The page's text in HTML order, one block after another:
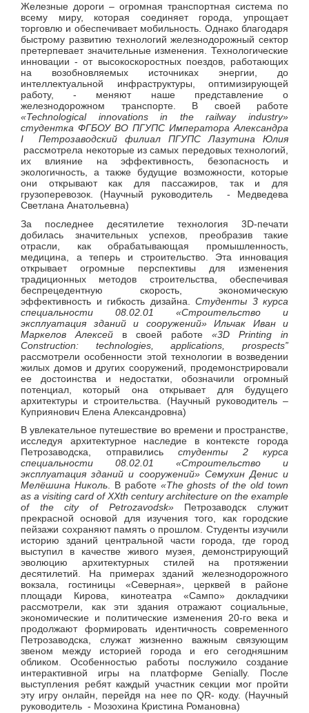
Железные дороги – огромная транспортная система по
всему миру, которая соединяет города, упрощает
торговлю и обеспечивает мобильность. Однако благодаря
быстрому развитию технологий железнодорожный сектор
претерпевает значительные изменения. Технологические
инновации - от высокоскоростных поездов, работающих
на возобновляемых источниках энергии, до
интеллектуальной инфраструктуры, оптимизирующей
работу, - меняют наше представление о
железнодорожном транспорте. В своей работе
«Technological innovationsin therailwayindustry»
студентка ФГБОУ ВО ПГУПС Императора Александра
I Петрозаводский филиал ПГУПС Лазутина Юлия
рассмотрела некоторые из самых передовых технологий,
их влияние на эффективность, безопасность и
экологичность, а также будущие возможности, которые
они открывают как для пассажиров, так и для
грузоперевозок. (Научный руководитель - Медведева
Светлана Анатольевна)
За последнее десятилетие технология 3D-печати
добилась значительных успехов, преобразив такие
отрасли, как обрабатывающая промышленность,
медицина, а теперь и строительство. Эта инновация
открывает огромные перспективы для изменения
традиционных методов строительства, обеспечивая
беспрецедентную скорость, экономическую
эффективность и гибкость дизайна. Студенты 3 курса
специальности
08.02.01
«Строительство и
эксплуатация зданий и сооружений» Ильчак Иван и
Маркелов Алексей в своей работе «3D Printing in
Construction: technologies,applications,prospects”
рассмотрели особенности этой технологии в возведении
жилых домов и других сооружений, продемонстрировали
ее достоинства и недостатки, обозначили огромный
потенциал, который она открывает для будущего
архитектуры и строительства. (Научный руководитель –
Куприянович Елена Александровна)
В увлекательное путешествие во времени и пространстве,
исследуя архитектурное наследие в контексте города
Петрозаводска, отправились студенты 2 курса
специальности
08.02.01
«Строительство и
эксплуатация зданий и сооружений» Семухин Денис и
Мелёшина Николь. В работе «Theghostsoftheoldtown
as a visiting card ofXXth century architecture on the example
of thecityof Petrozavodsk»Петрозаводск служит
прекрасной основой для изучения того, как городские
пейзажи сохраняют память о прошлом. Студенты изучили
историю зданий центральной части города, где город
выступил в качестве живого музея, демонстрирующий
эволюцию архитектурных стилей на протяжении
десятилетий. На примерах зданий железнодорожного
вокзала, гостиницы «Северная», церквей в районе
площади Кирова, кинотеатра «Сампо» докладчики
рассмотрели, как эти здания отражают социальные,
экономические и политические изменения 20-го века и
продолжают формировать идентичность современного
Петрозаводска, служат жизненно важным связующим
звеном между историей города и его сегодняшним
обликом. Особенностью работы послужило создание
интерактивной игры на платформе Genially. После
выступления ребят каждый участник секции мог пройти
эту игру онлайн, перейдя на нее по QR- коду. (Научный
руководитель - Мозохина Кристина Романовна)